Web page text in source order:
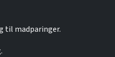
til madparinger.